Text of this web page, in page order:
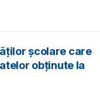
școlare care
obţinute la